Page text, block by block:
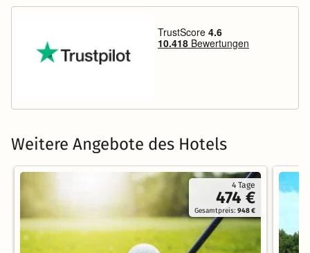
Weitere Angebote des Hotels
4 Tage
474 €
Gesamtpreis:948 €